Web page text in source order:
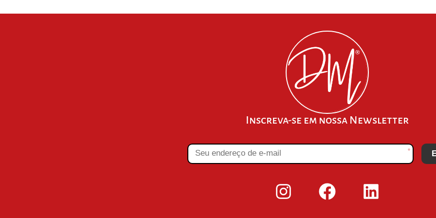
Inscreva-se em nossa Newsletter
*